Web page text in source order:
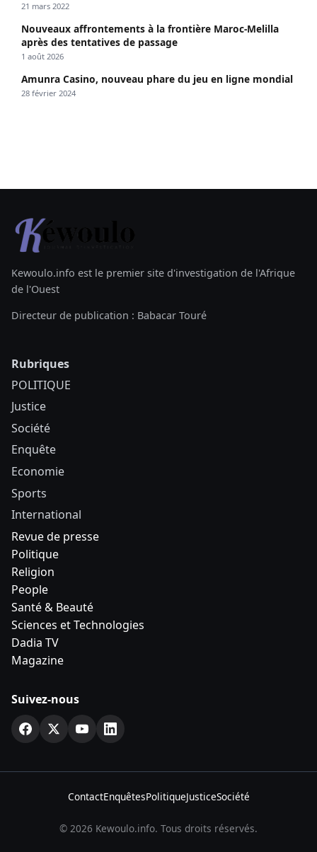
21 mars 2022
Nouveaux affrontements à la frontière Maroc-Melilla
après des tentatives de passage
1 août 2026
Amunra Casino, nouveau phare du jeu en ligne mondial
28 février 2024
Kewoulo.info est le premier site d'investigation de l'Afrique
de l'Ouest
Directeur de publication : Babacar Touré
Rubriques
POLITIQUE
Justice
Société
Enquête
Economie
Sports
International
Revue de presse
Politique
Religion
People
Santé & Beauté
Sciences et Technologies
Dadia TV
Magazine
Suivez-nous
ContactEnquêtesPolitiqueJusticeSociété
© 2026 Kewoulo.info. Tous droits réservés.